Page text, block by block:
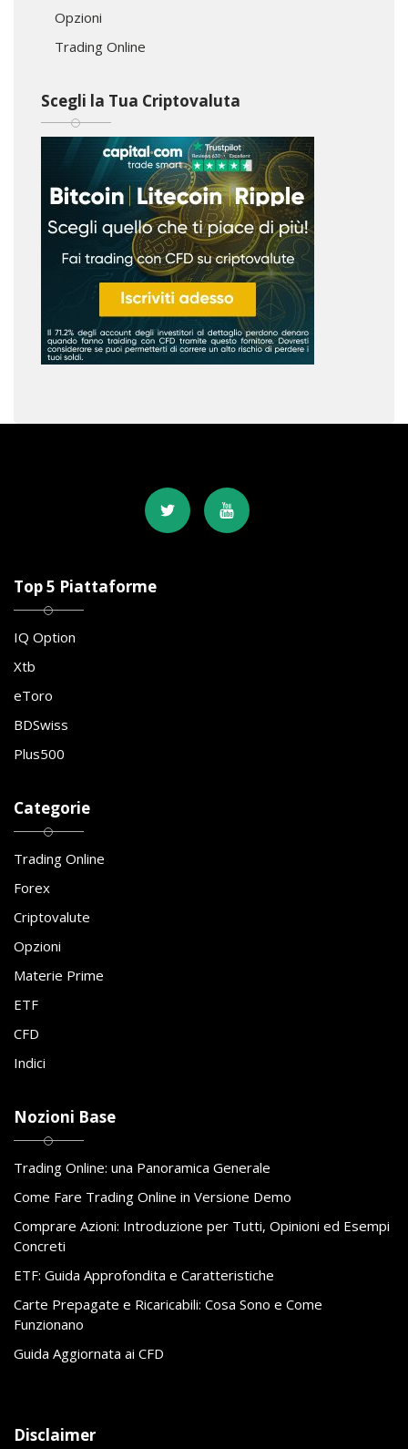
Opzioni
Trading Online
Scegli la Tua Criptovaluta
Top 5 Piattaforme
IQ Option
Xtb
eToro
BDSwiss
Plus500
Categorie
Trading Online
Forex
Criptovalute
Opzioni
Materie Prime
ETF
CFD
Indici
Nozioni Base
Trading Online: una Panoramica Generale
Come Fare Trading Online in Versione Demo
Comprare Azioni: Introduzione per Tutti, Opinioni ed Esempi
Concreti
ETF: Guida Approfondita e Caratteristiche
Carte Prepagate e Ricaricabili: Cosa Sono e Come
Funzionano
Guida Aggiornata ai CFD
Disclaimer